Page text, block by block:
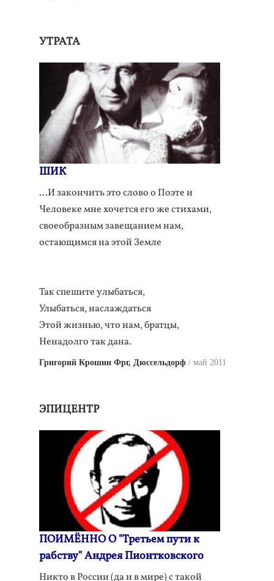
УТРАТА
ШИК
...И закончить это слово о Поэте и
Человеке мне хочется его же стихами,
своеобразным завещанием нам,
остающимся на этой Земле
Так спешите улыбаться,
Улыбаться, наслаждаться
Этой жизнью, что нам, братцы,
Ненадолго так дана.
Григорий Крошин Фрг, Дюссельдорф май 2011
ЭПИЦЕНТР
ПОИМЁННО О "Третьем пути к
рабству" Андрея Пионтковского
Никто в России (да и в мире) с такой